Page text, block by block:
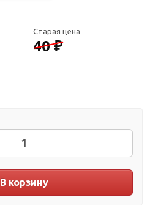
Старая цена
40 ₽
В корзину